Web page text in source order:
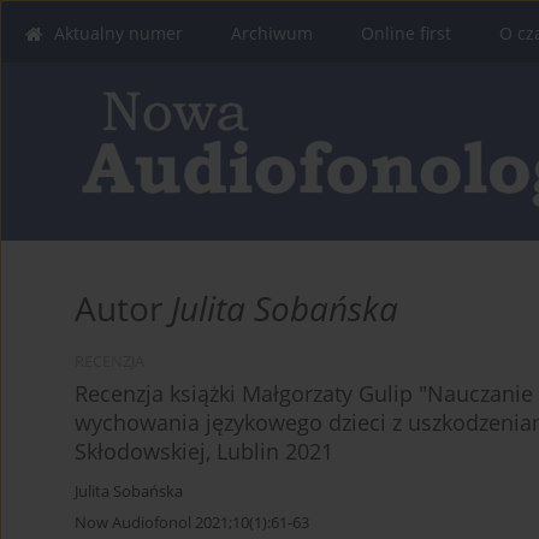
Aktualny numer Archiwum Online first O
Autor Julita Sobańska
Recenzja książki Małgorzaty Gulip
wychowania językowego dzieci z
Skłodowskiej, Lublin 2021
Julita Sobańska
Now Audiofonol 2021;10(1):61-63